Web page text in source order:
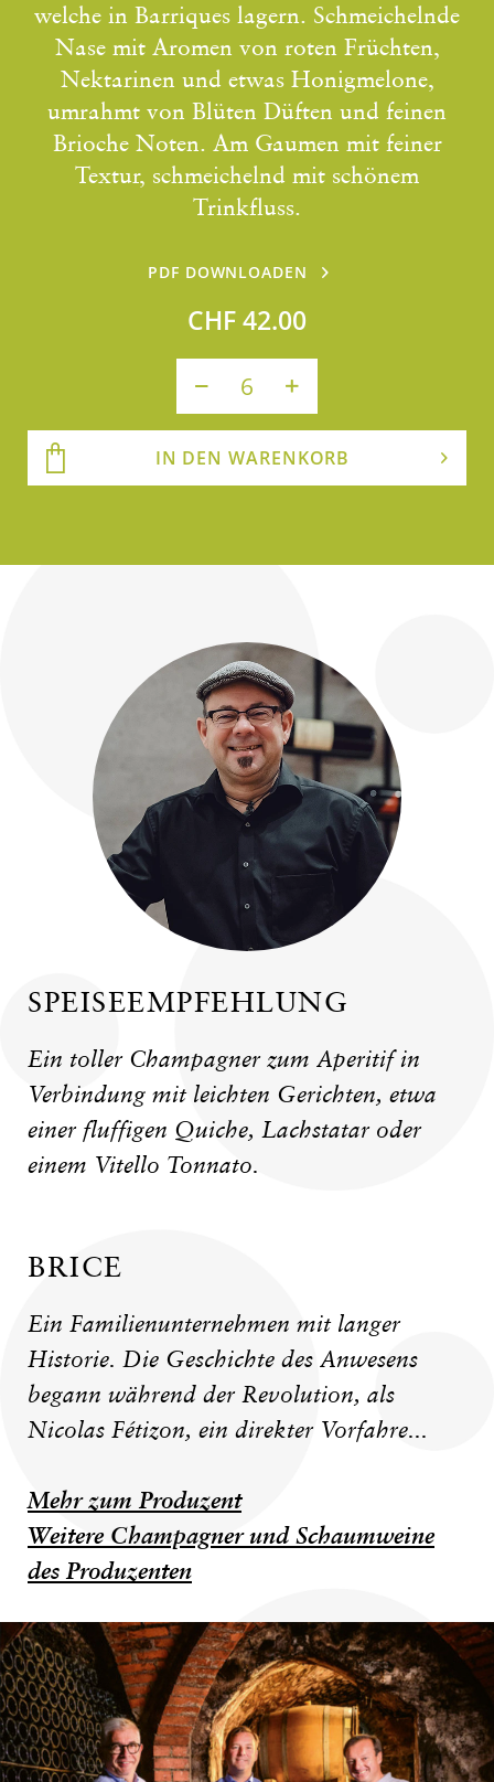
welche in Barriques lagern. Schmeichelnde
Nase mit Aromen von roten Früchten,
Nektarinen und etwas Honigmelone,
umrahmt von Blüten Düften und feinen
Brioche Noten. Am Gaumen mit feiner
Textur, schmeichelnd mit schönem
Trinkfluss.
PDF DOWNLOADEN
CHF 42.00
IN DEN WARENKORB
SPEISEEMPFEHLUNG
Ein toller Champagner zum Aperitif in
Verbindung mit leichten Gerichten, etwa
einer fluffigen Quiche, Lachstatar oder
einem Vitello Tonnato.
BRICE
Ein Familienunternehmen mit langer
Historie. Die Geschichte des Anwesens
begann während der Revolution, als
Nicolas Fétizon, ein direkter Vorfahre...
Mehr zum Produzent
Weitere Champagner und Schaumweine
des Produzenten